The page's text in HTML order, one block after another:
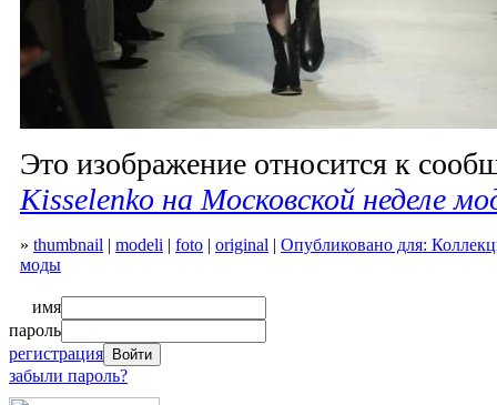
Это изображение относится к
Kisselenko на Московской неделе
» thumbnail | modeli | foto | original | Опубликовано для:
моды
имя
пароль
регистрация
забыли пароль?